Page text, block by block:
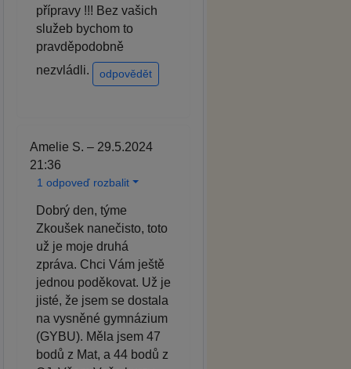
přípravy !!! Bez vašich
služeb bychom to
pravděpodobně
nezvládli.
odpovědět
Amelie S. – 29.5.2024
21:36
1 odpoveď rozbalit
Dobrý den, týme
Zkoušek nanečisto, toto
už je moje druhá
zpráva. Chci Vám ještě
jednou poděkovat. Už je
jisté, že jsem se dostala
na vysněné gymnázium
(GYBU). Měla jsem 47
bodů z Mat, a 44 bodů z